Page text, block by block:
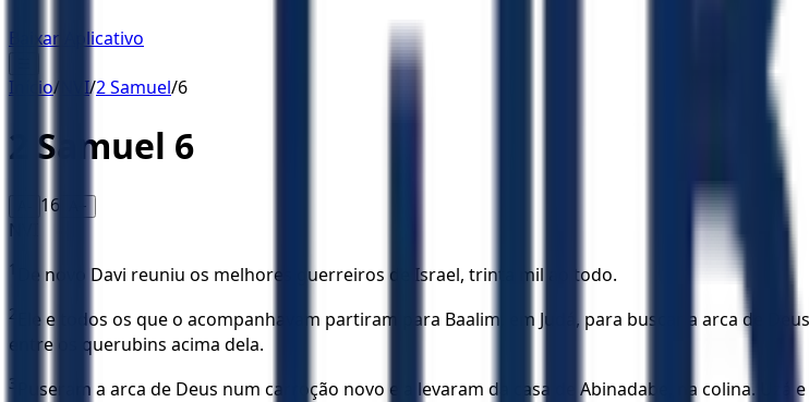
Baixar Aplicativo
Início/ NVI/2 Samuel/6
2 Samuel 6
16 A+
NVI
1 De novo Davi reuniu os melhores guerreiros de Israel, trinta mil ao todo.
2
Ele e todos os que o acompanhavam partiram para Baalim, em Judá, para buscar a arca de
entre os querubins acima dela.
3 Puseram a arca de Deus num carroção novo e a levaram da casa de Abinadabe, na colina.